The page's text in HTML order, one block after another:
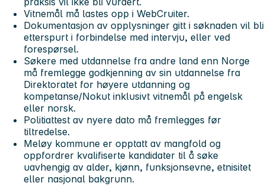
Vitnemål må lastes opp i WebCruiter.
Dokumentasjon av opplysninger gitt i søknaden vil bli
etterspurt i forbindelse med intervju, eller ved
forespørsel.
Søkere med utdannelse fra andre land enn Norge
må fremlegge godkjenning av sin utdannelse fra
Direktoratet for høyere utdanning og
kompetanse/Nokut inklusivt vitnemål på engelsk
eller norsk.
Politiattest av nyere dato må fremlegges før
tiltredelse.
Meløy kommune er opptatt av mangfold og
oppfordrer kvalifiserte kandidater til å søke
uavhengig av alder, kjønn, funksjonsevne, etnisitet
eller nasjonal bakgrunn.